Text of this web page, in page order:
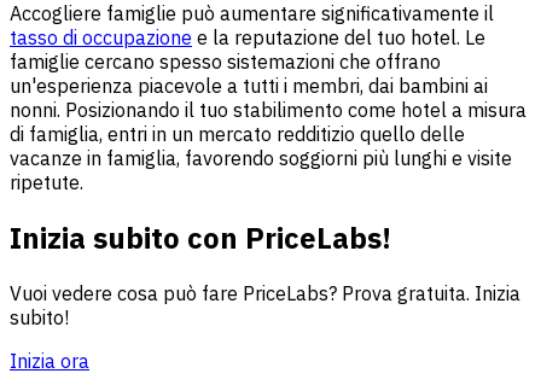
Accogliere famiglie può aumentare significativamente il
tasso di occupazione e la reputazione del tuo hotel. Le
famiglie cercano spesso sistemazioni che offrano
un'esperienza piacevole a tutti i membri, dai bambini ai
nonni. Posizionando il tuo stabilimento come hotel a misura
di famiglia, entri in un mercato redditizio quello delle
vacanze in famiglia, favorendo soggiorni più lunghi e visite
ripetute.
Inizia subito con PriceLabs!
Vuoi vedere cosa può fare PriceLabs? Prova gratuita. Inizia
subito!
Inizia ora